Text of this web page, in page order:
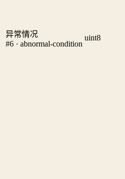
异常情况
#6 · abnormal-condition
uint8